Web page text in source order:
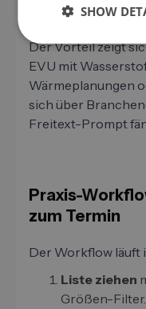
Der Vorteil zeigt
EVU mit
Wärmeplanungen
sich über
Freitext-Prompt
Praxis-
zum Termin
Der Workflow läuft
Liste ziehen
Größen-
SHOW